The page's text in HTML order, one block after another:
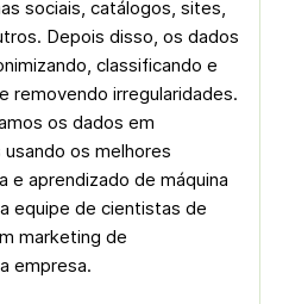
sociais, catálogos, sites,
Depois disso, os dados
classificando e
removendo irregularidades.
os dados em
os melhores
e aprendizado de máquina
equipe de cientistas de
marketing de
empresa.